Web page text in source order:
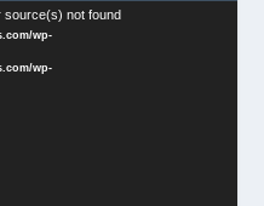
source(s) not found
wp-
wp-